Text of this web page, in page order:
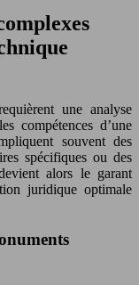
une analyse
compétences d’une
souvent des
spécifiques ou des
alors le garant
juridique optimale